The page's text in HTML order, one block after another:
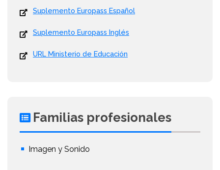
Suplemento Europass Español
Suplemento Europass Inglés
URL Ministerio de Educación
Familias profesionales
Imagen y Sonido